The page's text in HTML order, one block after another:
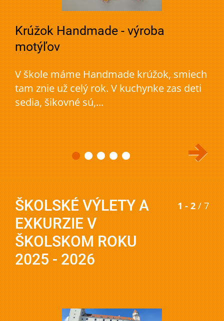
Krúžok Handmade - výroba
motýľov
V škole máme Handmade krúžok, smiech
tam znie už celý rok. V kuchynke zas deti
sedia, šikovné sú,...
ŠKOLSKÉ VÝLETY A
EXKURZIE V
ŠKOLSKOM ROKU
2025 - 2026
1 - 2 / 7